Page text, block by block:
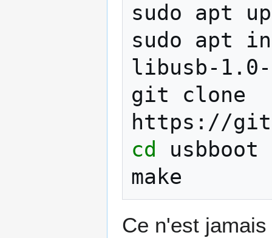
sudo apt
sudo
apt
libusb-1.0-
git
clone
cd
usbboot
Ce n'est